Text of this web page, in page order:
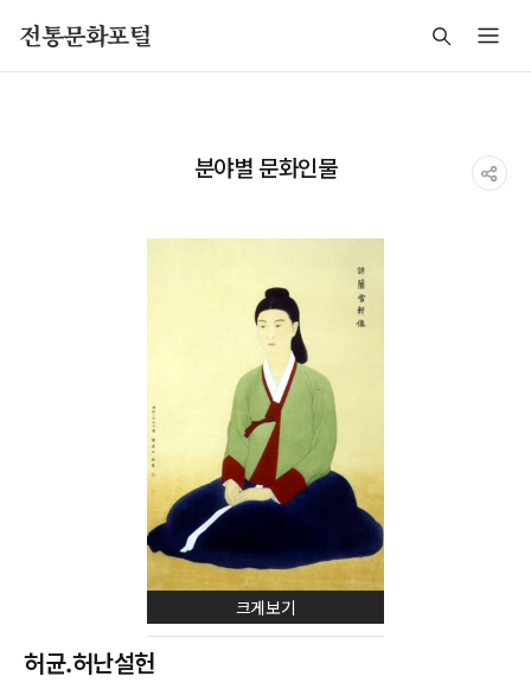
전통문화포털
분야별 문화인물
크게보기
허균.허난설헌